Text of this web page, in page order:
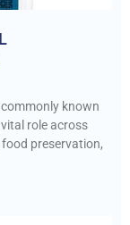
known
role across
preservation,